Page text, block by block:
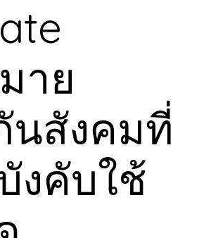
าย
นสังคมที่
งคับใช้